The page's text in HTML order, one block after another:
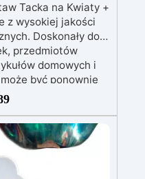
Tacka na Kwiaty +
z wysokiej jakości
Doskonały do
przedmiotów
domowych i
być ponownie
Taca 35 cm x 1
x 0,8 cm – 3 szt